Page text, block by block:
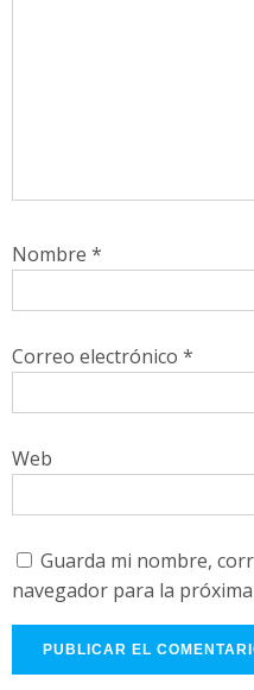
Nombre *
Correo electrónico *
Web
Guarda mi nombre,
navegador para la